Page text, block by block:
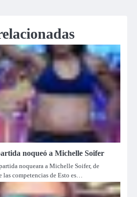
noqueó a Michelle Soifer
noqueara a Michelle Soifer, de
las competencias de Esto es…